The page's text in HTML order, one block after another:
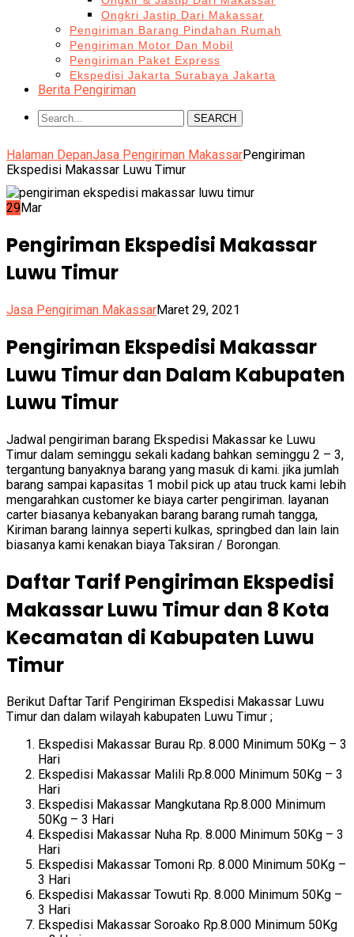
Ongkri Jastip Dari Makassar
Pengiriman Barang Pindahan Rumah
Pengiriman Motor Dan Mobil
Pengiriman Paket Express
Ekspedisi Jakarta Surabaya Jakarta
Berita Pengiriman
SEARCH
Halaman DepanJasa Pengiriman MakassarPengiriman
Ekspedisi Makassar Luwu Timur
29Mar
Pengiriman Ekspedisi Makassar
Luwu Timur
Jasa Pengiriman MakassarMaret 29, 2021
Pengiriman Ekspedisi Makassar
Luwu Timur dan Dalam Kabupaten
Luwu Timur
Jadwal pengiriman barang Ekspedisi Makassar ke Luwu
Timur dalam seminggu sekali kadang bahkan seminggu 2 – 3,
tergantung banyaknya barang yang masuk di kami. jika jumlah
barang sampai kapasitas 1 mobil pick up atau truck kami lebih
mengarahkan customer ke biaya carter pengiriman. layanan
carter biasanya kebanyakan barang barang rumah tangga,
Kiriman barang lainnya seperti kulkas, springbed dan lain lain
biasanya kami kenakan biaya Taksiran / Borongan.
Daftar Tarif Pengiriman Ekspedisi
Makassar Luwu Timur dan 8 Kota
Kecamatan di Kabupaten Luwu
Timur
Berikut Daftar Tarif Pengiriman Ekspedisi Makassar Luwu
Timur dan dalam wilayah kabupaten Luwu Timur ;
Ekspedisi Makassar Burau Rp. 8.000 Minimum 50Kg – 3
Hari
Ekspedisi Makassar Malili Rp.8.000 Minimum 50Kg – 3
Hari
Ekspedisi Makassar Mangkutana Rp.8.000 Minimum
50Kg – 3 Hari
Ekspedisi Makassar Nuha Rp. 8.000 Minimum 50Kg – 3
Hari
Ekspedisi Makassar Tomoni Rp. 8.000 Minimum 50Kg –
3 Hari
Ekspedisi Makassar Towuti Rp. 8.000 Minimum 50Kg –
3 Hari
Ekspedisi Makassar Soroako Rp.8.000 Minimum 50Kg